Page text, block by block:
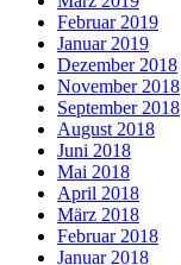
Februar 2019
Januar 2019
Dezember 2018
November 2018
September 2018
August 2018
Juni 2018
Mai 2018
April 2018
März 2018
Februar 2018
Januar 2018